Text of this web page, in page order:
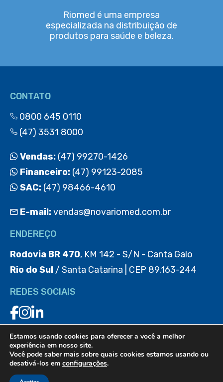
Riomed é uma empresa
especializada na distribuição de
produtos para saúde e beleza.
CONTATO
0800 645 0110
(47) 3531 8000
Vendas: (47) 99270-1426
Financeiro: (47) 99123-2085
SAC: (47) 98466-4610
E-mail:vendas@novariomed.com.br
ENDEREÇO
Rodovia BR 470, KM 142 - S/N - Canta Galo
Rio do Sul / Santa Catarina | CEP 89.163-244
REDES SOCIAIS
BAIXE O APP
Estamos usando cookies para oferecer a você a melhor
experiência em nosso site.
Você pode saber mais sobre quais cookies estamos usando ou
desativá-los em configurações.